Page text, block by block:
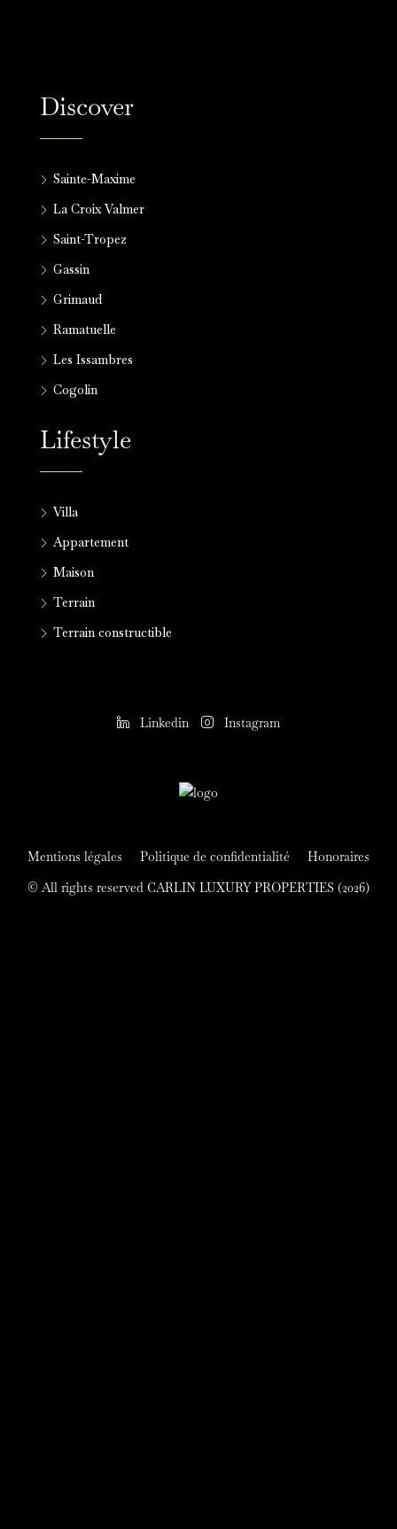
Discover
Sainte-Maxime
La Croix Valmer
Saint-Tropez
Gassin
Grimaud
Ramatuelle
Les Issambres
Cogolin
Lifestyle
Villa
Appartement
Maison
Terrain
Terrain constructible
Linkedin Instagram
Mentions légales Politique de confidentialité
Honoraires
© All rights reserved CARLIN LUXURY PROPERTIES (2026)